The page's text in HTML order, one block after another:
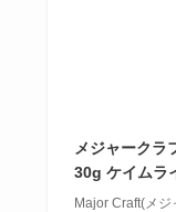
メジャークラ
30g ケイムラ
Major Craft(メジ